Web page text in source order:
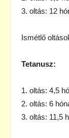
3. oltás: 12
Ismétlő
Tetanusz:
1. oltás: 4,5
2. oltás: 6
3. oltás: 11,5